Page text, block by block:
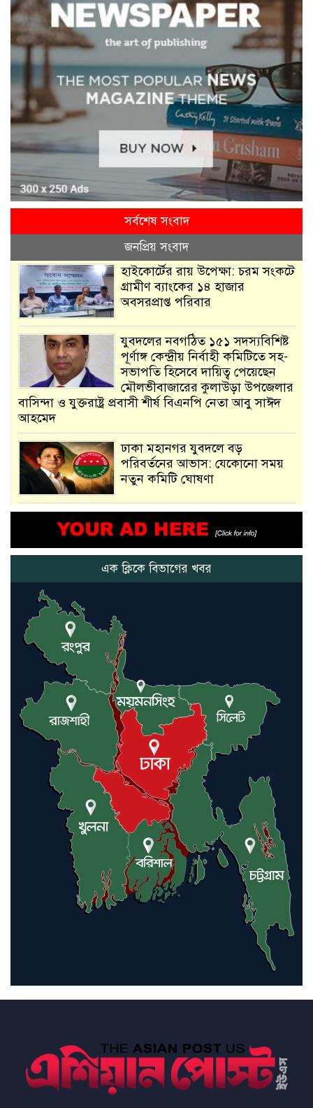
সর্বশেষ সংবাদ
জনপ্রিয় সংবাদ
হাইকোর্টের রায় উপেক্ষা: চরম সংকটে
গ্রামীণ ব্যাংকের ১৪ হাজার
অবসরপ্রাপ্ত পরিবার
যুবদলের নবগঠিত ১৫১ সদস্যবিশিষ্ট
পূর্ণাঙ্গ কেন্দ্রীয় নির্বাহী কমিটিতে সহ-
সভাপতি হিসেবে দায়িত্ব পেয়েছেন
মৌলভীবাজারের কুলাউড়া উপজেলার
বাসিন্দা ও যুক্তরাষ্ট্র প্রবাসী শীর্ষ বিএনপি নেতা আবু সাঈদ
আহমেদ
ঢাকা মহানগর যুবদলে বড়
পরিবর্তনের আভাস: যেকোনো সময়
নতুন কমিটি ঘোষণা
মানুষের উপকার হয় : প্রধানমন্ত্রী
যুক্তরাষ্ট্র ও ইসরায়েল বাদে হরমুজ
প্রণালি সবার জন্য উন্মুক্ত: আরাকচি
এবার চীনের দ্বারস্থ হলেন ডোনাল্ড
ট্রাম্প
ইরানে কঠোর হামলা অব্যাহত রাখতে
ট্রাম্পকে আহ্বান সৌদি আরবের
ইরাকসহ মধ্যপ্রাচ্যে ২৪ হামলা চালাল
ইরানপন্থি গোষ্ঠী
হরমুজ প্রণালী সুরক্ষায় মিত্ররা সাহায্য
না করলে ন্যাটোর ভবিষ্যৎ খারাপ
এক ক্লিকে বিভাগের খবর